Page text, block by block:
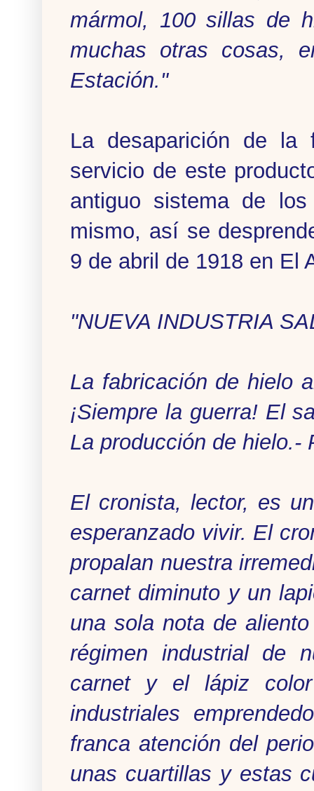
mármol, 100 sillas de
muchas otras cosas,
Estación."
La desaparición de la
servicio de este
antiguo sistema de
mismo, así se
9 de abril de 1918 en El
"NUEVA INDUSTRIA
La fabricación de hielo
¡Siempre la guerra! El
La producción de hielo.-
El cronista, lector, es
esperanzado vivir. El
propalan nuestra
carnet diminuto y un
una sola nota de
régimen industrial de
carnet y el lápiz
industriales
franca atención del
unas cuartillas y estas